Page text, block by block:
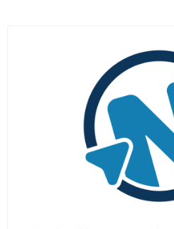
ELFELEJTETT JELSZÓ
LAPTOP SZERVIZ